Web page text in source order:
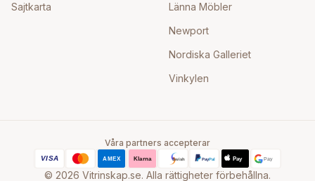
Sajtkarta
Länna Möbler
Newport
Nordiska Galleriet
Vinkylen
Våra partners accepterar
© 2026 Vitrinskap.se. Alla rättigheter förbehållna.